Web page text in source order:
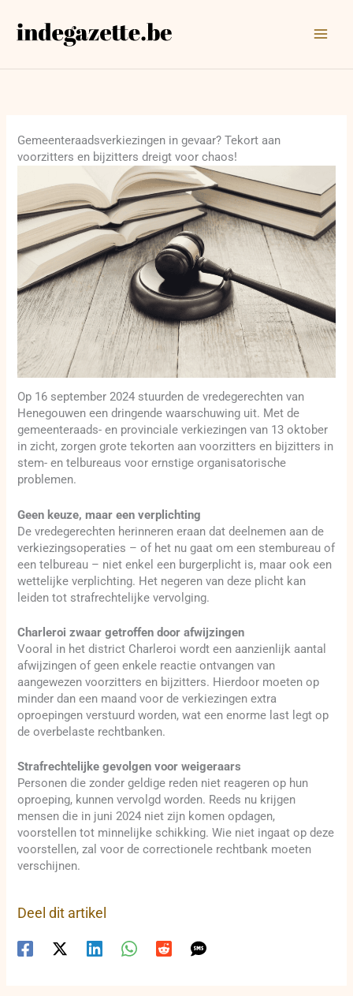
naar
Gemeenteraadsverkiezingen in gevaar? Tekort aan
voorzitters en bijzitters dreigt voor chaos!
Op 16 september 2024 stuurden de vredegerechten van
Henegouwen een dringende waarschuwing uit. Met de
gemeenteraads- en provinciale verkiezingen van 13 oktober
in zicht, zorgen grote tekorten aan voorzitters en bijzitters in
stem- en telbureaus voor ernstige organisatorische
problemen.
Geen keuze, maar een verplichting
De vredegerechten herinneren eraan dat deelnemen aan de
verkiezingsoperaties – of het nu gaat om een stembureau of
een telbureau – niet enkel een burgerplicht is, maar ook een
wettelijke verplichting. Het negeren van deze plicht kan
leiden tot strafrechtelijke vervolging.
Charleroi zwaar getroffen door afwijzingen
Vooral in het district Charleroi wordt een aanzienlijk aantal
afwijzingen of geen enkele reactie ontvangen van
aangewezen voorzitters en bijzitters. Hierdoor moeten op
minder dan een maand voor de verkiezingen extra
oproepingen verstuurd worden, wat een enorme last legt op
de overbelaste rechtbanken.
Strafrechtelijke gevolgen voor weigeraars
Personen die zonder geldige reden niet reageren op hun
oproeping, kunnen vervolgd worden. Reeds nu krijgen
mensen die in juni 2024 niet zijn komen opdagen,
voorstellen tot minnelijke schikking. Wie niet ingaat op deze
voorstellen, zal voor de correctionele rechtbank moeten
verschijnen.
Deel dit artikel